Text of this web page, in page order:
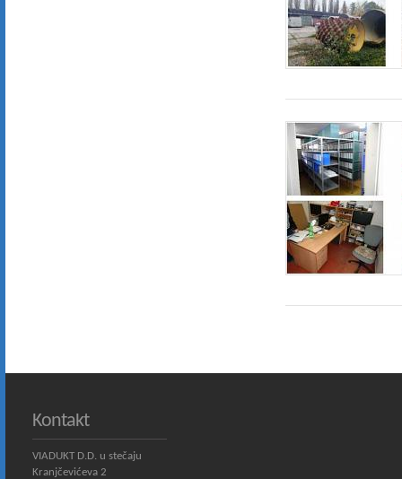
Kontakt
VIADUKT D.D. u stečaju
Kranjčevićeva 2